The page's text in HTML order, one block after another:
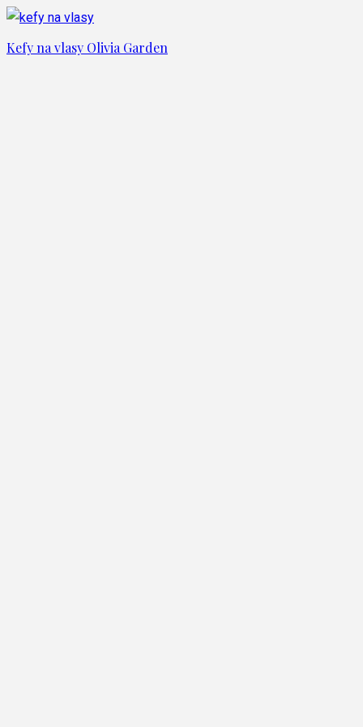
Kefy na vlasy Olivia Garden